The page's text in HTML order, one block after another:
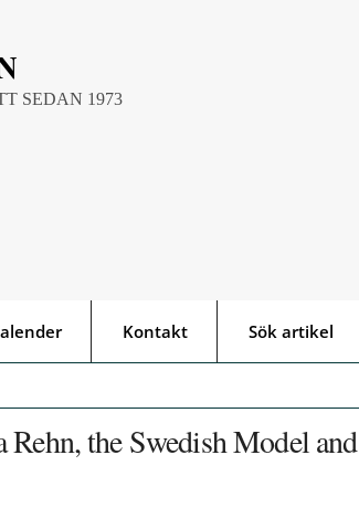
SEDAN 1973
Kontakt Sök artikel
the Swedish Model and